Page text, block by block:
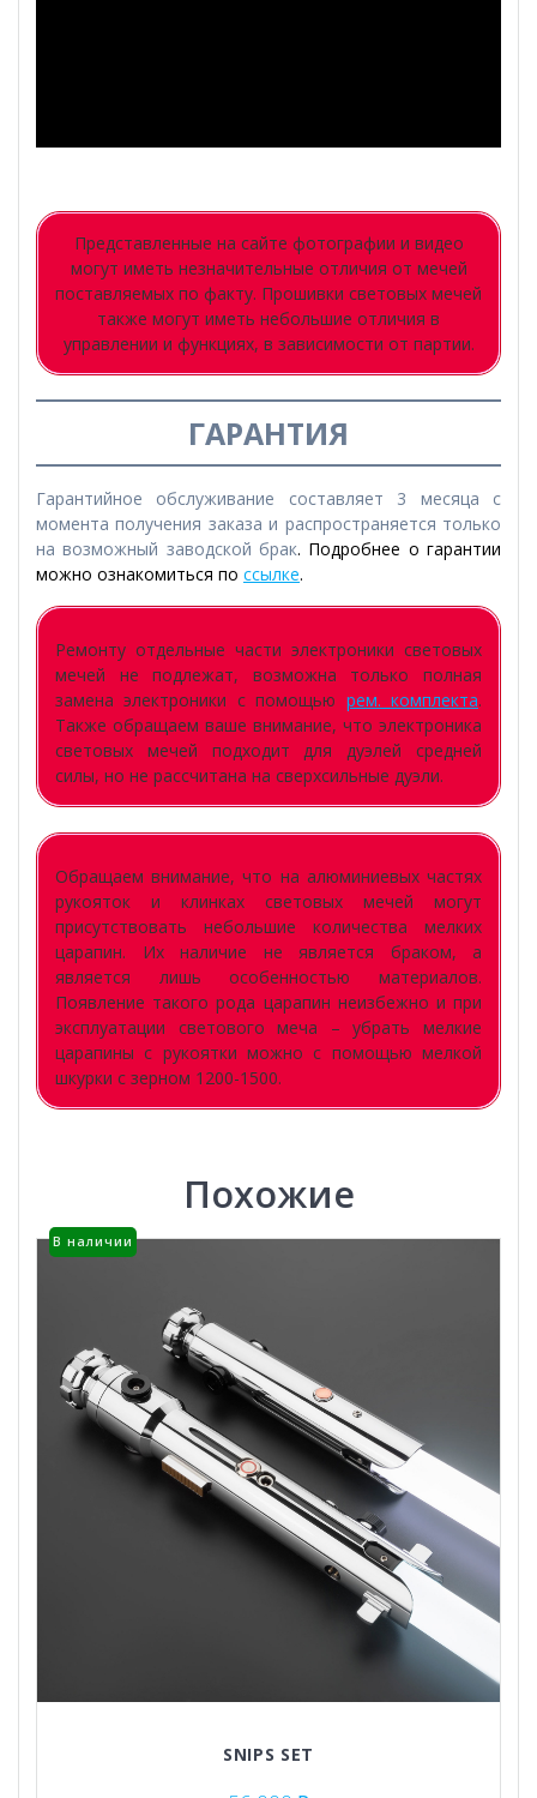
Представленные на сайте фотографии и видео
могут иметь незначительные отличия от мечей
поставляемых по факту. Прошивки световых мечей
также могут иметь небольшие отличия в
управлении и функциях, в зависимости от партии.
ГАРАНТИЯ
Гарантийное обслуживание составляет 3 месяца с
момента получения заказа и распространяется только
на возможный заводской брак. Подробнее о гарантии
можно ознакомиться по ссылке.
Ремонту отдельные части электроники световых
мечей не подлежат, возможна только полная
замена электроники с помощью рем. комплекта.
Также обращаем ваше внимание, что электроника
световых мечей подходит для дуэлей средней
силы, но не рассчитана на сверхсильные дуэли.
Обращаем внимание, что на алюминиевых частях
рукояток и клинках световых мечей могут
присутствовать небольшие количества мелких
царапин. Их наличие не является браком, а
является лишь особенностью материалов.
Появление такого рода царапин неизбежно и при
эксплуатации светового меча – убрать мелкие
царапины с рукоятки можно с помощью мелкой
шкурки с зерном 1200-1500.
Похожие
В наличии
SNIPS SET